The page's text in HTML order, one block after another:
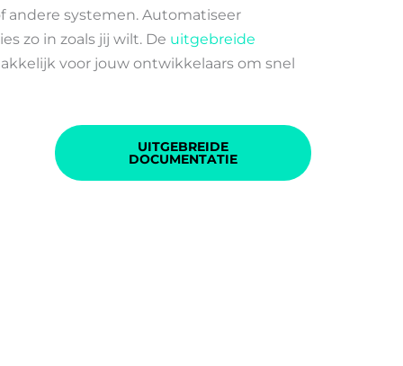
andere systemen. Automatiseer
zo in zoals jij wilt. De uitgebreide
voor jouw ontwikkelaars om snel
UITGEBREIDE
DOCUMENTATIE